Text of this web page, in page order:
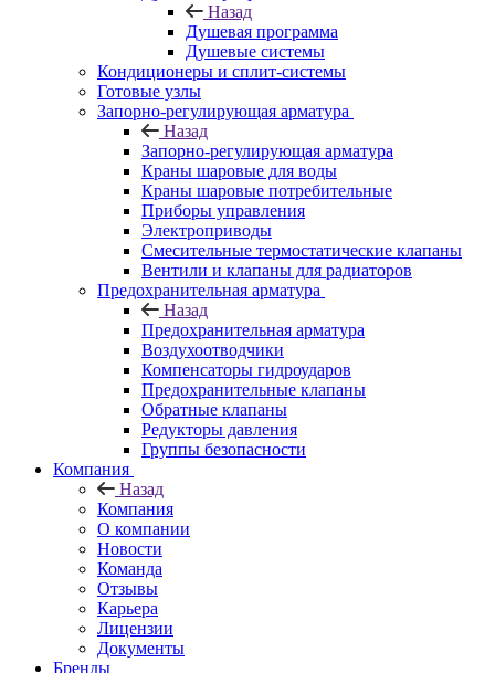
Назад
Душевая программа
Душевые системы
Кондиционеры и сплит-системы
Готовые узлы
Запорно-регулирующая арматура
Назад
Запорно-регулирующая арматура
Краны шаровые для воды
Краны шаровые потребительные
Приборы управления
Электроприводы
Смесительные термостатические клапаны
Вентили и клапаны для радиаторов
Предохранительная арматура
Назад
Предохранительная арматура
Воздухоотводчики
Компенсаторы гидроударов
Предохранительные клапаны
Обратные клапаны
Редукторы давления
Группы безопасности
Компания
Назад
Компания
О компании
Новости
Команда
Отзывы
Карьера
Лицензии
Документы
Бренды